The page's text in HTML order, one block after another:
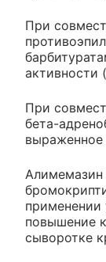
При
активности
При
бета-
Алимемазин
повышение
сыворотке